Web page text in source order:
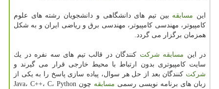
این مسابقه بین تیم های دانشگاهی و دانشجویان رشته های علوم
كامپیوتر، مهندسی كامپیوتر، مهندسی برق و ریاضی ایران و به شكل
همزمان برگزار می گردد.
در این مسابقه شركت كنندگان در قالب تیم های سه نفره در یك
سایت كامپیوتری بدون ارتباط با محیط خارجی قرار می گیرند و
شركت كنندگان بعد از حل هر سوال، پیاده سازی پاسخ را به یكی از
زبان های برنامه نویسی رسمی مسابقه
چون Java، C++، C، Python